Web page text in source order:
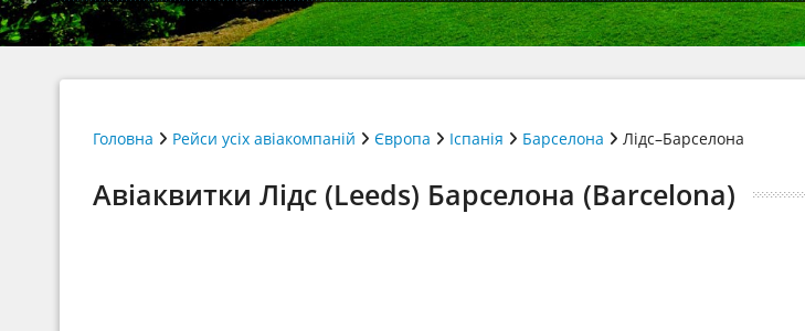
Головна Рейси усіх авіакомпаній Європа Іспанія Барселона Лідс–Барселона
Авіаквитки Лідс (Leeds) Барселона (Barcelona)